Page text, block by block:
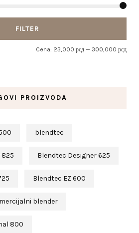
FILTER
Cena: 23,000 рсд — 300,000 рсд
PROIZVODA
blendtec
825 Blendtec Designer 625
Blendtec EZ 600
blender
800